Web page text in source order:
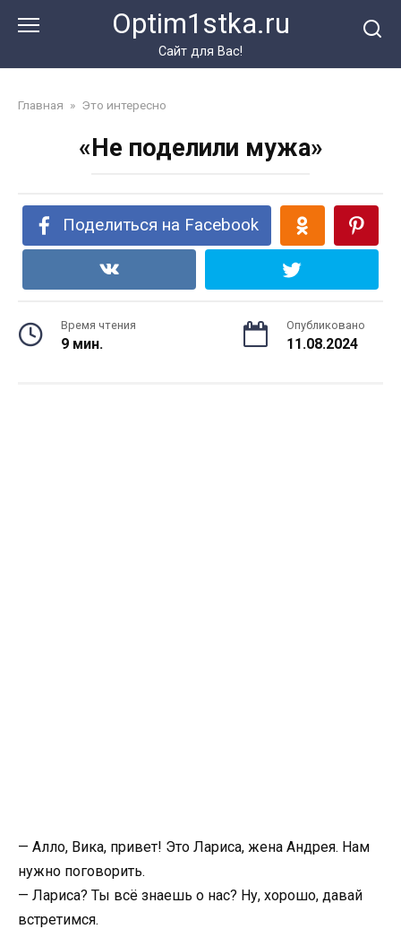
Optim1stka.ru
Сайт для Вас!
Главная » Это интересно
«Не поделили мужа»
Поделиться на Facebook
Время чтения
9 мин.
Опубликовано
11.08.2024
— Алло, Вика, привет! Это Лариса, жена Андрея. Нам
нужно поговорить.
— Лариса? Ты всё знаешь о нас? Ну, хорошо, давай
встретимся.